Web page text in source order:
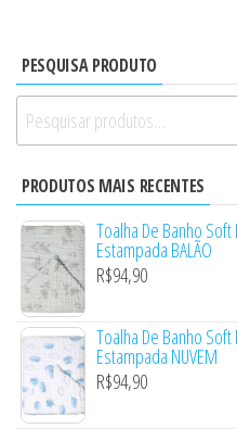
PESQUISA PRODUTO
Pesquisar
por:
PRODUTOS MAIS RECENTES
Toalha De Banho
Estampada BALÃO
R$94,90
Toalha De Banho
Estampada NUVEM
R$94,90